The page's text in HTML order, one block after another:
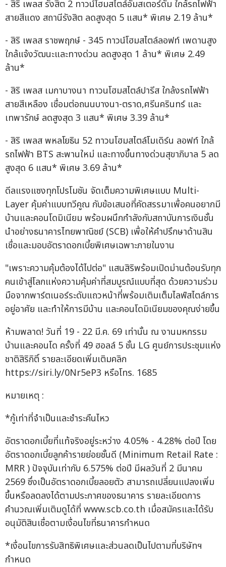
- สิริ เพลส รังสิต 2 ทาวน์โฮมสไตล์อัมสเตอร์ดัม ใกล้รถไฟฟ้า
สายสีแดง สถานีรังสิต ลดสูงสุด 5 แสน* พิเศษ 2.19 ล้าน*
- สิริ เพลส ราชพฤกษ์ - 345 ทาวน์โฮมสไตล์ลอฟท์ เพดานสูง
ใกล้แจ้งวัฒนะและทางด่วน ลดสูงสุด 1 ล้าน* พิเศษ 2.49
ล้าน*
- สิริ เพลส เมกาบางนา ทาวนโฮมสไตล์ปารีส ใกล้งรถไฟฟ้า
สายสีเหลือง เชื่อมต่อถนนบางนา-ตราด,ศรีนครินทร์ และ
เทพารักษ์ ลดสูงสุด 3 แสน* พิเศษ 3.39 ล้าน*
- สิริ เพลส พหลโยธิน 52 ทาวนโฮมสไตล์โมเดิร์น ลอฟท์ ใกล้
รถไฟฟ้า BTS สะพานใหม่ และทางขึ้นทางด่วนสุขาภิบาล 5 ลด
สูงสุด 6 แสน* พิเศษ 3.69 ล้าน*
ดีลแรงแซงทุกโปรโมชัน จัดเต็มความพิเศษแบบ Multi-
Layer คุ้มค่าแบบทวีคูณ กับข้อเสนอที่คัดสรรมาเพื่อคนอยากมี
บ้านและคอนโดมิเนียม พร้อมผนึกกำลังกับสถาบันการเงินชั้น
นำอย่างธนาคารไทยพาณิชย์ (SCB) เพื่อให้คำปรึกษาด้านสิน
เชื่อและมอบอัตราดอกเบี้ยพิเศษเฉพาะภายในงาน
"เพราะความคุ้มต้องได้ไปต่อ" แสนสิริพร้อมเปิดม่านต้อนรับทุก
คนเข้าสู่โลกแห่งความคุ้มค่าที่สมบูรณ์แบบที่สุด ด้วยความร่วม
มือจากพาร์ตเนอร์ระดับแถวหน้าที่พร้อมเติมเต็มไลฟ์สไตล์การ
อยู่อาศัย และทำให้การมีบ้าน และคอนโดมิเนียมของคุณง่ายขึ้น
ห้ามพลาด! วันที่ 19 - 22 มี.ค. 69 เท่านั้น ณ งานมหกรรม
บ้านและคอนโด ครั้งที่ 49 ฮอลล์ 5 ชั้น LG ศูนย์การประชุมแห่ง
ชาติสิริกิติ์ รายละเอียดเพิ่มเติมคลิก
https://siri.ly/0Nr5eP3 หรือโทร. 1685
หมายเหตุ :
*กู้เท่าที่จำเป็นและชำระคืนไหว
อัตราดอกเบี้ยที่แท้จริงอยู่ระหว่าง 4.05% - 4.28% ต่อปี โดย
อัตราดอกเบี้ยลูกค้ารายย่อยชั้นดี (Minimum Retail Rate :
MRR ) ปัจจุบันเท่ากับ 6.575% ต่อปี มีผลวันที่ 2 มีนาคม
2569 ซึ่งเป็นอัตราดอกเบี้ยลอยตัว สามารถเปลี่ยนแปลงเพิ่ม
ขึ้นหรือลดลงได้ตามประกาศของธนาคาร รายละเอียดการ
คำนวณเพิ่มเติมดูได้ที่ www.scb.co.th เมื่อสมัครและได้รับ
อนุมัติสินเชื่อตามเงื่อนไขที่ธนาคารกำหนด
*เงื่อนไขการรับสิทธิพิเศษและส่วนลดเป็นไปตามที่บริษัทฯ
กำหนด